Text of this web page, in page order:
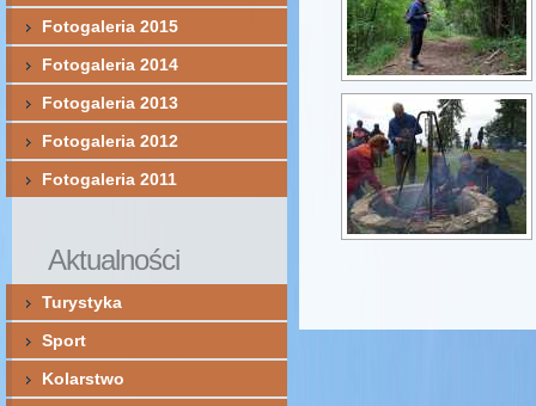
Fotogaleria 2015
Fotogaleria 2014
Fotogaleria 2013
Fotogaleria 2012
Fotogaleria 2011
Aktualności
Turystyka
Sport
Kolarstwo